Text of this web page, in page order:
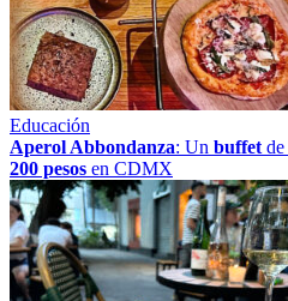
Educación
Aperol Abbondanza: Un buffet de
200 pesos en CDMX